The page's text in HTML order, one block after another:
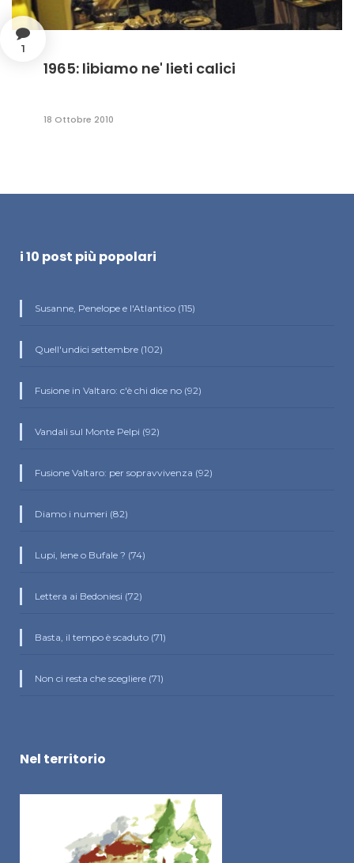
1
1965: libiamo ne' lieti calici
18 Ottobre 2010
i 10 post più popolari
Susanne, Penelope e l'Atlantico (115)
Quell'undici settembre (102)
Fusione in Valtaro: c'è chi dice no (92)
Vandali sul Monte Pelpi (92)
Fusione Valtaro: per sopravvivenza (92)
Diamo i numeri (82)
Lupi, Iene o Bufale ? (74)
Lettera ai Bedoniesi (72)
Basta, il tempo è scaduto (71)
Non ci resta che scegliere (71)
Nel territorio